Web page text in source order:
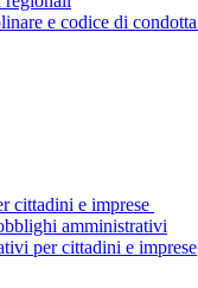
e codice di condotta
cittadini e imprese
amministrativi
per cittadini e imprese